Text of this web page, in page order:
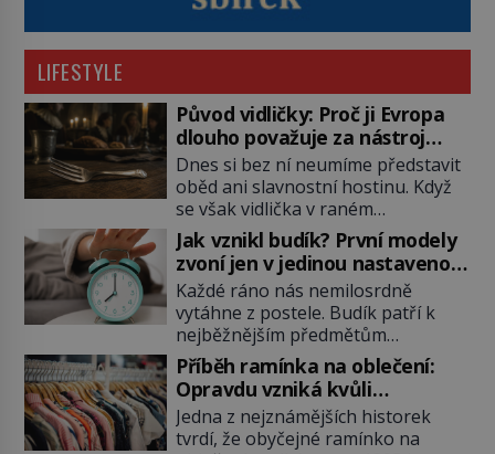
LIFESTYLE
Původ vidličky: Proč ji Evropa
dlouho považuje za nástroj
samotného satana?
Dnes si bez ní neumíme představit
oběd ani slavnostní hostinu. Když
se však vidlička v raném
středověku objevuje na evropských
stolech, vzbuzuje pohoršení,
posměch i strach. Mnozí duchovní ji
označují za projev pýchy a
zbytečného přepychu, někteří
dokonce za nástroj ďábla. Trvá
téměř sedm století, než se z
opovrhovaného předmětu stává
nepostradatelná součást stolování.
První […]
Jak vznikl budík? První modely
zvoní jen v jedinou nastavenou
hodinu
Každé ráno nás nemilosrdně
vytáhne z postele. Budík patří k
nejběžnějším předmětům
domácnosti, jeho cesta k dnešní
podobě je ale překvapivě dlouhá.
První lidé se probouzejí podle
slunce, kohoutů nebo kostelních
zvonů. Když se konečně objeví
Příběh ramínka na oblečení:
Opravdu vzniká kvůli
zapomenutému kabátu?
Jedna z nejznámějších historek
tvrdí, že obyčejné ramínko na